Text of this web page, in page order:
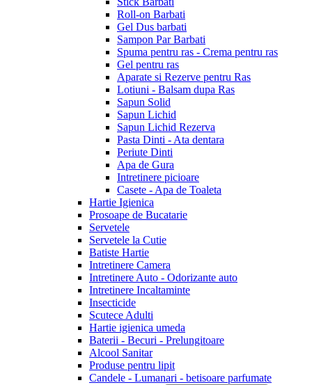
Roll-on Barbati
Gel Dus barbati
Sampon Par Barbati
Spuma pentru ras - Crema pentru ras
Gel pentru ras
Aparate si Rezerve pentru Ras
Lotiuni - Balsam dupa Ras
Sapun Solid
Sapun Lichid
Sapun Lichid Rezerva
Pasta Dinti - Ata dentara
Periute Dinti
Apa de Gura
Intretinere picioare
Casete - Apa de Toaleta
Hartie Igienica
Prosoape de Bucatarie
Servetele
Servetele la Cutie
Batiste Hartie
Intretinere Camera
Intretinere Auto - Odorizante auto
Intretinere Incaltaminte
Insecticide
Scutece Adulti
Hartie igienica umeda
Baterii - Becuri - Prelungitoare
Alcool Sanitar
Produse pentru lipit
Candele - Lumanari - betisoare parfumate